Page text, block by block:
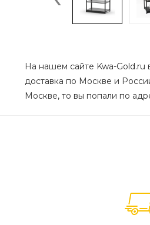
На нашем сайте Kwa-
доставка по Москве и
Москве, то вы попали по